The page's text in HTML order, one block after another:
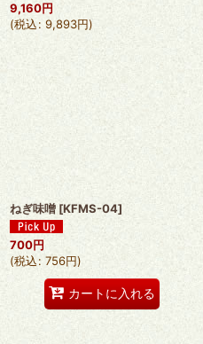
9,160円
(税込: 9,893円)
ねぎ味噌 [KFMS-04]
700円
(税込: 756円)
カートに入れる